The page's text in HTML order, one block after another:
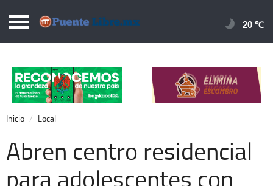
Puentelibre.mx
Local
Nacional
Opinión
Cronos
Economía
20 ℃
Inicio Local
Abren centro residencial
para adolescentes con